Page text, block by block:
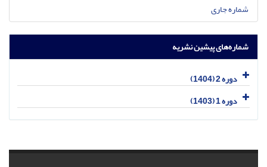
شماره جاری
شماره‌های پیشین نشریه
دوره 2 (1404)
دوره 1 (1403)